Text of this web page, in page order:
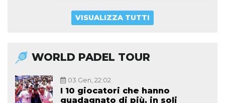
VISUALIZZA TUTTI
WORLD PADEL TOUR
03 Gen, 22:02
I 10 giocatori che hanno
guadagnato di più, in soli